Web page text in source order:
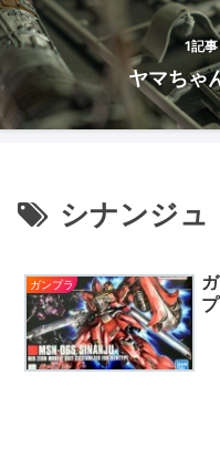
1記
ヤマちゃ
シナンジュ
ガンプラ